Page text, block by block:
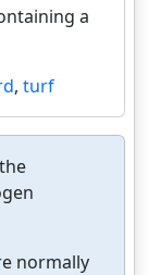
a
, turf
normally